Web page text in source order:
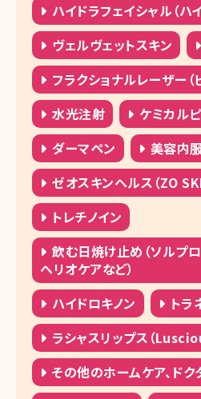
ハイドラフェイシャル（ハ
ヴェルヴェットスキン
フラクショナルレーザー（
水光注射
ケミカル
ダーマペン
美容内
ゼオスキンヘルス（ZO
トレチノイン
飲む日焼け止め（ソルプ
ヘリオケアなど）
ハイドロキノン
トラ
ラシャスリップス（
その他のホームケア、ド